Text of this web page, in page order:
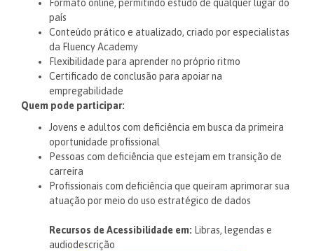
Formato online, permitindo estudo de qualquer lugar do
país
Conteúdo prático e atualizado, criado por especialistas
da Fluency Academy
Flexibilidade para aprender no próprio ritmo
Certificado de conclusão para apoiar na
empregabilidade
Quem pode participar:
Jovens e adultos com deficiência em busca da primeira
oportunidade profissional
Pessoas com deficiência que estejam em transição de
carreira
Profissionais com deficiência que queiram aprimorar sua
atuação por meio do uso estratégico de dados
Recursos de Acessibilidade em: Libras, legendas e
audiodescrição